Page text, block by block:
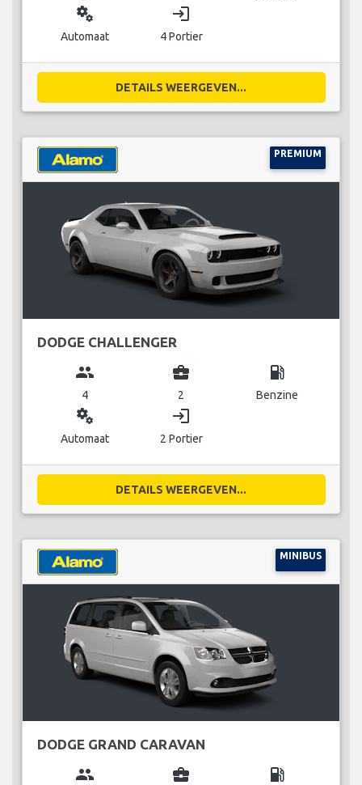
miscellaneous_services
Automaat
login
4 Portier
DETAILS WEERGEVEN...
PREMIUM
DODGE CHALLENGER
group
4
business_center
2
local_gas_station
Benzine
miscellaneous_services
Automaat
login
2 Portier
DETAILS WEERGEVEN...
MINIBUS
DODGE GRAND CARAVAN
group business_center local_gas_station